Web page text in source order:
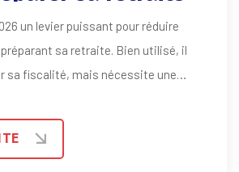
sa
un levier puissant pour réduire
sa retraite. Bien utilisé, il
sa fiscalité, mais nécessite une